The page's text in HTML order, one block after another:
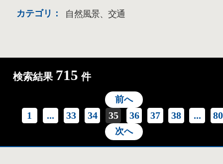
カテゴリ： 自然風景、交通
検索結果 715 件
前へ
1 ... 33 34 35 36 37 38 ... 80
次へ